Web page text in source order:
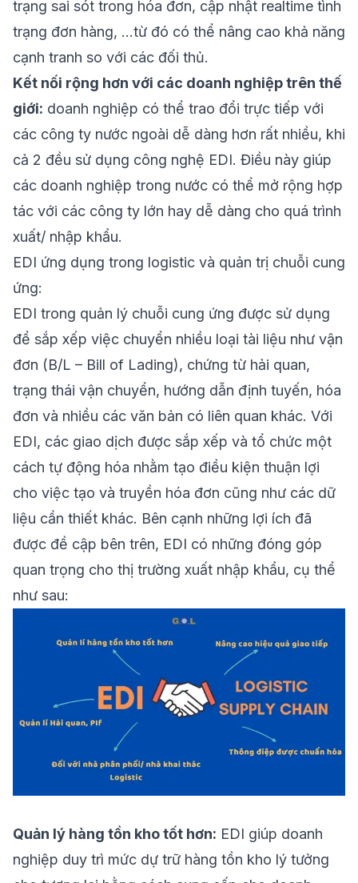
trạng sai sót trong hóa đơn, cập nhật realtime tình
trạng đơn hàng, …từ đó có thể nâng cao khả năng
cạnh tranh so với các đối thủ.
Kết nối rộng hơn với các doanh nghiệp trên thế
giới: doanh nghiệp có thể trao đổi trực tiếp với
các công ty nước ngoài dễ dàng hơn rất nhiều, khi
cả 2 đều sử dụng công nghệ EDI. Điều này giúp
các doanh nghiệp trong nước có thể mở rộng hợp
tác với các công ty lớn hay dễ dàng cho quá trình
xuất/ nhập khẩu.
EDI ứng dụng trong logistic và quản trị chuỗi cung
ứng:
EDI trong quản lý chuỗi cung ứng được sử dụng
để sắp xếp việc chuyển nhiều loại tài liệu như vận
đơn (B/L – Bill of Lading), chứng từ hải quan,
trạng thái vận chuyển, hướng dẫn định tuyến, hóa
đơn và nhiều các văn bản có liên quan khác. Với
EDI, các giao dịch được sắp xếp và tổ chức một
cách tự động hóa nhằm tạo điều kiện thuận lợi
cho việc tạo và truyền hóa đơn cũng như các dữ
liệu cần thiết khác. Bên cạnh những lợi ích đã
được đề cập bên trên, EDI có những đóng góp
quan trọng cho thị trường xuất nhập khẩu, cụ thể
như sau:
Quản lý hàng tồn kho tốt hơn: EDI giúp doanh
nghiệp duy trì mức dự trữ hàng tồn kho lý tưởng